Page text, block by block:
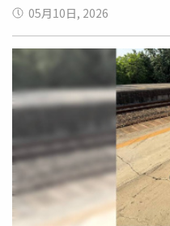
與班次配置，特別針對桃
增加服務量能。週末期間
望紓解假日返鄉與出遊人
近年人口與就業持續增加
求，過去尖峰時段常出現
如今增加直達班次後，可
上班族相當期待。除了西
點焦點。台鐵規劃在尖峰
能提升約2成。由於竹北人
之間長期存在大量接駁需
唱會散場」，如今增班後
施。東部幹線方面，台鐵則
05月10日, 2026